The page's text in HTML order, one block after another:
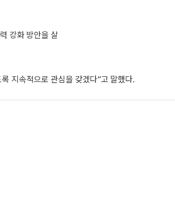
강화 방안을 살
지속적으로 관심을 갖겠다”고 말했다.